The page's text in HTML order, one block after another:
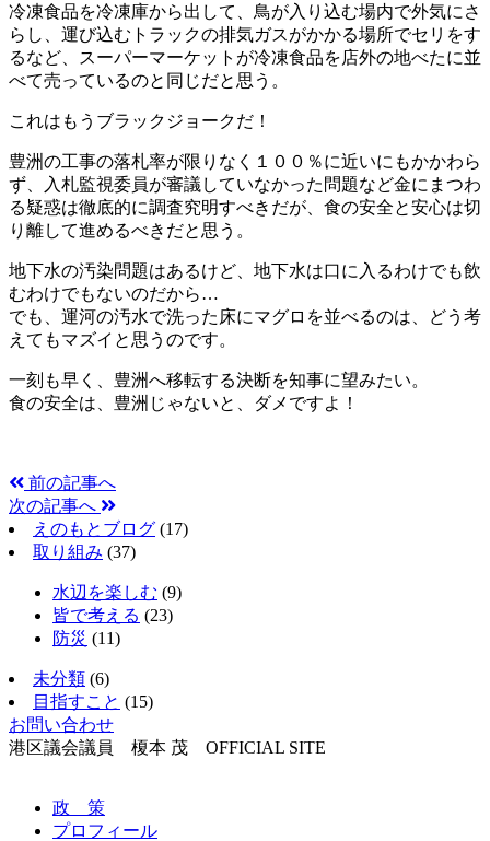
冷凍食品を冷凍庫から出して、鳥が入り込む場内で外気にさ
らし、運び込むトラックの排気ガスがかかる場所でセリをす
るなど、スーパーマーケットが冷凍食品を店外の地べたに並
べて売っているのと同じだと思う。
これはもうブラックジョークだ！
豊洲の工事の落札率が限りなく１００％に近いにもかかわら
ず、入札監視委員が審議していなかった問題など金にまつわ
る疑惑は徹底的に調査究明すべきだが、食の安全と安心は切
り離して進めるべきだと思う。
地下水の汚染問題はあるけど、地下水は口に入るわけでも飲
むわけでもないのだから…
でも、運河の汚水で洗った床にマグロを並べるのは、どう考
えてもマズイと思うのです。
一刻も早く、豊洲へ移転する決断を知事に望みたい。
食の安全は、豊洲じゃないと、ダメですよ！
前の記事へ
次の記事へ
えのもとブログ (17)
取り組み (37)
水辺を楽しむ (9)
皆で考える (23)
防災 (11)
未分類 (6)
目指すこと (15)
お問い合わせ
港区議会議員 榎本 茂 OFFICIAL SITE
政 策
プロフィール